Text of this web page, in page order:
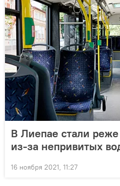
В Лиепае стали
из-за непривитых
16 ноября 2021, 11:27